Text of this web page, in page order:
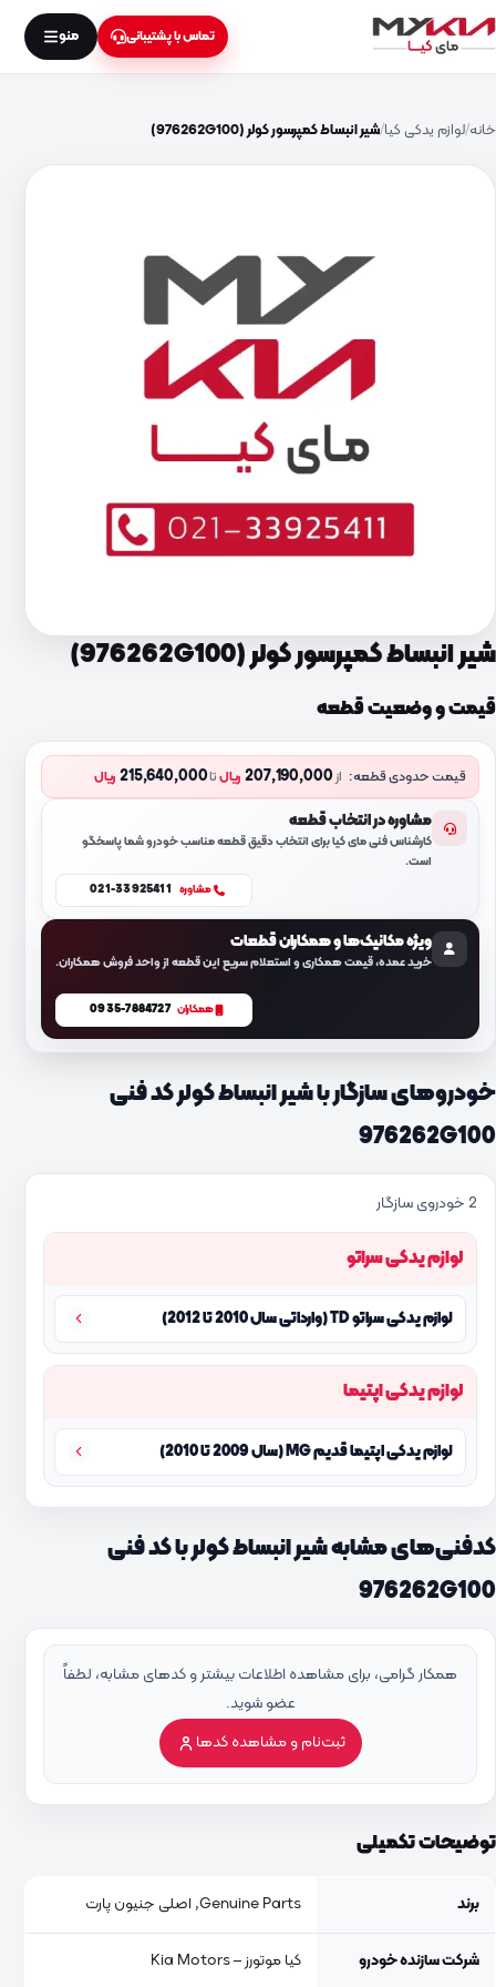
تماس با پشتیبانی منو
خانه لوازم یدکی کیا شیر انبساط کمپرسور کولر (976262G100)
شیر انبساط کمپرسور کولر (976262G100)
قیمت و وضعیت قطعه
قیمت حدودی قطعه: از207,190,000 ریالتا215,640,000 ریال
مشاوره در انتخاب قطعه
کارشناس فنی مای کیا برای انتخاب دقیق قطعه مناسب خودرو شما پاسخگو
است.
مشاوره 021-33925411
ویژه مکانیک‌ها و همکاران قطعات
خرید عمده، قیمت همکاری و استعلام سریع این قطعه از واحد فروش همکاران.
همکاران 0935-7884727
خودروهای سازگار با شیر انبساط کولر کد فنی
976262G100
2 خودروی سازگار
لوازم یدکی سراتو
لوازم یدکی سراتو TD (وارداتی سال 2010 تا 2012)
لوازم یدکی اپتیما
لوازم یدکی اپتیما قدیم MG (سال 2009 تا 2010)
کدفنی‌های مشابه شیر انبساط کولر با کد فنی
976262G100
همکار گرامی، برای مشاهده اطلاعات بیشتر و کدهای مشابه، لطفاً
عضو شوید.
ثبت‌نام و مشاهده کدها
توضیحات تکمیلی
برند Genuine Parts, اصلی جنیون پارت
شرکت سازنده خودرو کیا موتورز – Kia Motors